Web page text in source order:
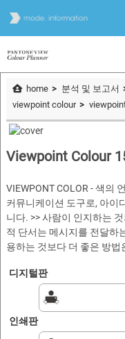
home 분석 및 보고서
viewpoint colour
Viewpoint Colour
VIEWPONT COLOR - 색의
커뮤니케이션 도구로, 아이
니다. >> 사람이 인지하는
적 단서는 메시지를 전달하
용하는 것보다 더 좋은 방법
디지털판
인쇄판